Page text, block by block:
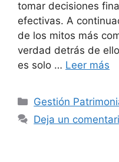
tomar decisiones
efectivas. A
de los mitos más
verdad detrás de
es solo … Leer más
Gestión
Deja un